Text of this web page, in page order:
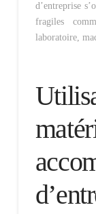
d’entreprise
fragiles
laboratoire,